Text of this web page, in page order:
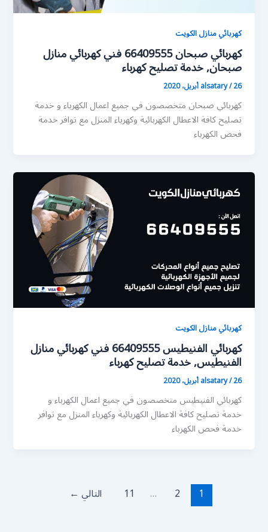
كهربائي منازل الكويت
كهربائي صبحان 66409555 فني كهربائي منازل
صبحان, خدمة تصليح كهرباء
alsatary/26 أبريل، 2020
كهربائي صبحان متخصصون في جميع اعمال الكهرباء و خدمة
تصليح كافة الاعطال الكهربائية وكهرباء المنزل مع توافر خدمة
فحص الكهرباء
كهربائي منازل الكويت
كهربائي الفنيطيس 66409555 فني كهربائي منازل
الفنيطيس, خدمة تصليح كهرباء
alsatary/26 أبريل، 2020
كهربائي الفنيطيس متخصصون في جميع اعمال الكهرباء و
خدمة تصليح كافة الاعطال الكهربائية وكهرباء المنزل مع توافر
خدمة فحص الكهرباء
1
2
…
11 التالي ←